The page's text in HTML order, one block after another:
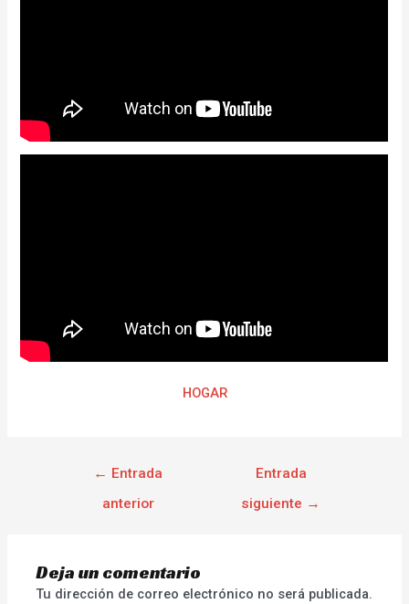
HOGAR
← Entrada
anterior
Entrada
siguiente →
Deja un comentario
Tu dirección de correo electrónico no será publicada.